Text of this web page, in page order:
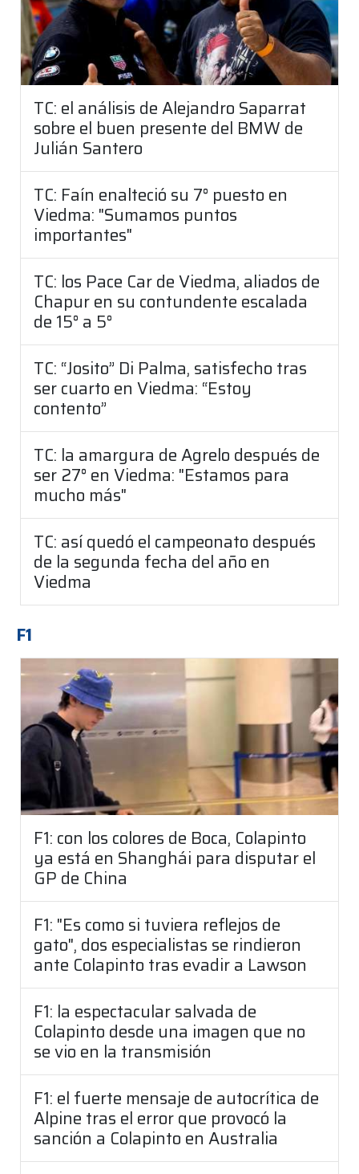
TC: el análisis de Alejandro Saparrat
sobre el buen presente del BMW de
Julián Santero
TC: Faín enalteció su 7° puesto en
Viedma: "Sumamos puntos
importantes"
TC: los Pace Car de Viedma, aliados de
Chapur en su contundente escalada
de 15° a 5°
TC: “Josito” Di Palma, satisfecho tras
ser cuarto en Viedma: “Estoy
contento”
TC: la amargura de Agrelo después de
ser 27° en Viedma: "Estamos para
mucho más"
TC: así quedó el campeonato después
de la segunda fecha del año en
Viedma
F1
F1: con los colores de Boca, Colapinto
ya está en Shanghái para disputar el
GP de China
F1: "Es como si tuviera reflejos de
gato", dos especialistas se rindieron
ante Colapinto tras evadir a Lawson
F1: la espectacular salvada de
Colapinto desde una imagen que no
se vio en la transmisión
F1: el fuerte mensaje de autocrítica de
Alpine tras el error que provocó la
sanción a Colapinto en Australia